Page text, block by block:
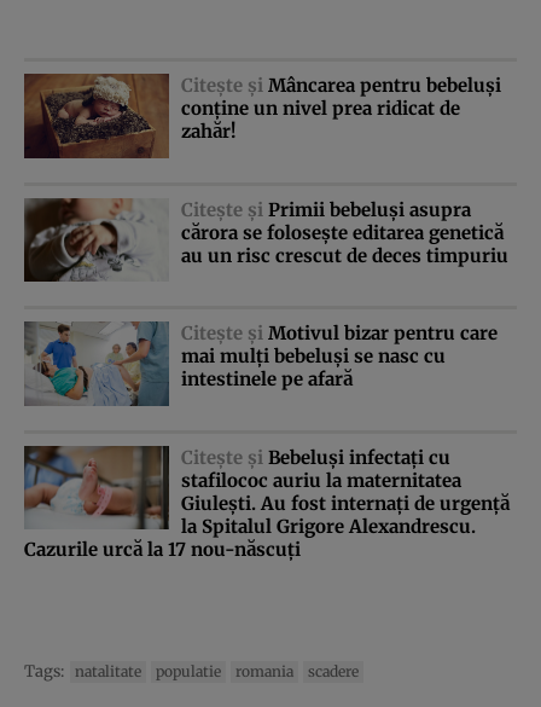
Citeşte şi Mâncarea pentru bebeluşi
conţine un nivel prea ridicat de
zahăr!
Citeşte şi Primii bebeluşi asupra
cărora se foloseşte editarea genetică
au un risc crescut de deces timpuriu
Citeşte şi Motivul bizar pentru care
mai mulţi bebeluşi se nasc cu
intestinele pe afară
Citeşte şi Bebeluşi infectaţi cu
stafilococ auriu la maternitatea
Giuleşti. Au fost internaţi de urgenţă
la Spitalul Grigore Alexandrescu.
Cazurile urcă la 17 nou-născuţi
Tags: natalitate populatie romania scadere